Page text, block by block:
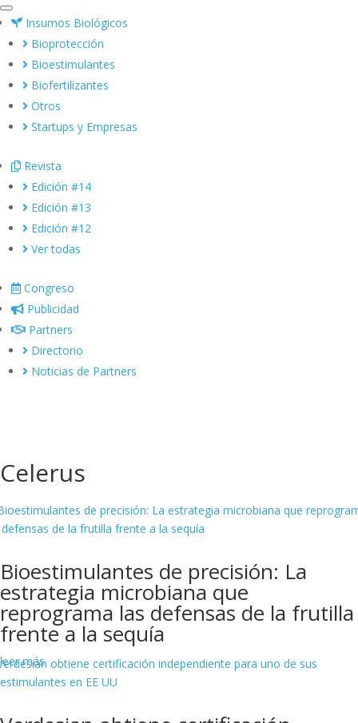
Insumos Biológicos
Bioprotección
Bioestimulantes
Biofertilizantes
Otros
Startups y Empresas
Revista
Edición #14
Edición #13
Edición #12
Ver todas
Congreso
Publicidad
Partners
Directorio
Noticias de Partners
Celerus
Bioestimulantes de precisión: La
estrategia microbiana que
reprograma las defensas de la frutilla
frente a la sequía
leer más